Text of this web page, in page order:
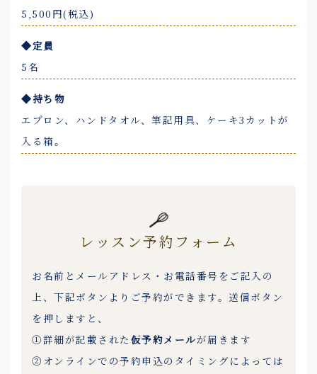
5,500円(税込)
◆定員
5名
◆持ち物
エプロン、ハンドタオル、筆記用具、ケーキ3カットが
入る箱。
レッスン予約フォーム
お名前とメールアドレス・お電話番号をご記入の
上、下記ボタンよりご予約ができます。送信ボタン
を押しますと、
①詳細が記載された 仮予約メールが届きます
②オンラインでの予約申込のタイミングによっては